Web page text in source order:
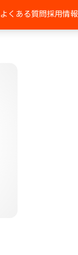
よくある質問採用情報